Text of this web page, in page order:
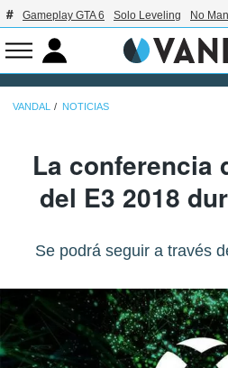
Gameplay GTA 6 Solo Leveling No
VANDAL NOTICIAS
La conferencia
del E3 2018
Se podrá seguir a través